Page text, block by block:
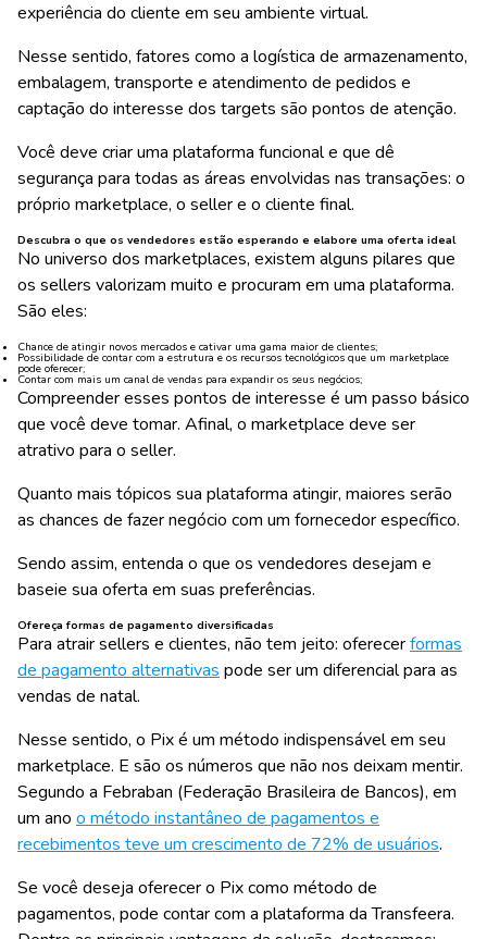
experiência do cliente em seu ambiente virtual.
Nesse sentido, fatores como a logística de armazenamento,
embalagem, transporte e atendimento de pedidos e
captação do interesse dos targets são pontos de atenção.
Você deve criar uma plataforma funcional e que dê
segurança para todas as áreas envolvidas nas transações: o
próprio marketplace, o seller e o cliente final.
Descubra o que os vendedores estão esperando e elabore uma oferta ideal
No universo dos marketplaces, existem alguns pilares que
os sellers valorizam muito e procuram em uma plataforma.
São eles:
Chance de atingir novos mercados e cativar uma gama maior de clientes;
Possibilidade de contar com a estrutura e os recursos tecnológicos que um marketplace
pode oferecer;
Contar com mais um canal de vendas para expandir os seus negócios;
Compreender esses pontos de interesse é um passo básico
que você deve tomar. Afinal, o marketplace deve ser
atrativo para o seller.
Quanto mais tópicos sua plataforma atingir, maiores serão
as chances de fazer negócio com um fornecedor específico.
Sendo assim, entenda o que os vendedores desejam e
baseie sua oferta em suas preferências.
Ofereça formas de pagamento diversificadas
Para atrair sellers e clientes, não tem jeito: oferecerformas
de pagamento alternativas pode ser um diferencial para as
vendas de natal.
Nesse sentido, o Pix é um método indispensável em seu
marketplace. E são os números que não nos deixam mentir.
Segundo a Febraban (Federação Brasileira de Bancos), em
um ano o método instantâneo de pagamentos e
recebimentos teve um crescimento de 72% de usuários.
Se você deseja oferecer o Pix como método de
pagamentos, pode contar com a plataforma da Transfeera.